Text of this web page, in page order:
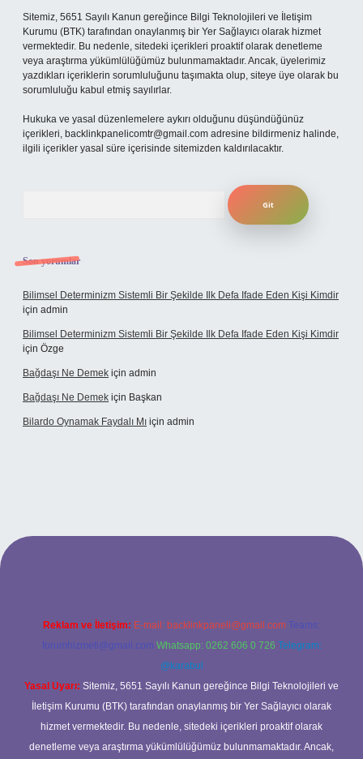
Sitemiz, 5651 Sayılı Kanun gereğince Bilgi Teknolojileri ve İletişim
Kurumu (BTK) tarafından onaylanmış bir Yer Sağlayıcı olarak hizmet
vermektedir. Bu nedenle, sitedeki içerikleri proaktif olarak denetleme
veya araştırma yükümlülüğümüz bulunmamaktadır. Ancak, üyelerimiz
yazdıkları içeriklerin sorumluluğunu taşımakta olup, siteye üye olarak bu
sorumluluğu kabul etmiş sayılırlar.
Hukuka ve yasal düzenlemelere aykırı olduğunu düşündüğünüz
içerikleri, backlinkpanelicomtr@gmail.com adresine bildirmeniz halinde,
ilgili içerikler yasal süre içerisinde sitemizden kaldırılacaktır.
Son yorumlar
Bilimsel Determinizm Sistemli Bir Şekilde Ilk Defa Ifade Eden Kişi Kimdir
için admin
Bilimsel Determinizm Sistemli Bir Şekilde Ilk Defa Ifade Eden Kişi Kimdir
için Özge
Bağdaşı Ne Demek için admin
Bağdaşı Ne Demek için Başkan
Bilardo Oynamak Faydalı Mı için admin
bahis sitesi
Reklam ve İletişim: E-mail: backlinkpaneli@gmail.com Teams:
forumhizmeti@gmail.com Whatsapp: 0262 606 0 726 Telegram:
@karabul
Yasal Uyarı: Sitemiz, 5651 Sayılı Kanun gereğince Bilgi Teknolojileri ve
İletişim Kurumu (BTK) tarafından onaylanmış bir Yer Sağlayıcı olarak
hizmet vermektedir. Bu nedenle, sitedeki içerikleri proaktif olarak
denetleme veya araştırma yükümlülüğümüz bulunmamaktadır. Ancak,